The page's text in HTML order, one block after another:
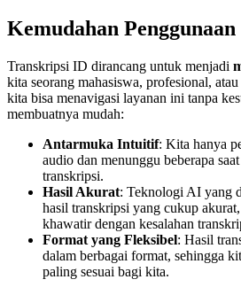
Kemudahan Penggunaan
Transkripsi ID dirancang untuk menjadi
kita seorang mahasiswa, profesional,
kita bisa menavigasi layanan ini tanpa
membuatnya mudah:
Antarmuka Intuitif: Kita hanya
audio dan menunggu beberapa
transkripsi.
Hasil Akurat: Teknologi AI yang
hasil transkripsi yang cukup
khawatir dengan kesalahan
Format yang Fleksibel: Hasil
dalam berbagai format, sehingga
paling sesuai bagi kita.